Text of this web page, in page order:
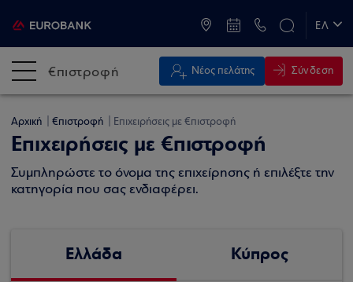
ΕΛ
€πιστροφή Νέος πελάτης Σύνδεση
Αρχική €πιστροφή Επιχειρήσεις με €πιστροφή
Επιχειρήσεις με €πιστροφή
Συμπληρώστε το όνομα της επιχείρησης ή επιλέξτε την
κατηγορία που σας ενδιαφέρει.
Ελλάδα Κύπρος